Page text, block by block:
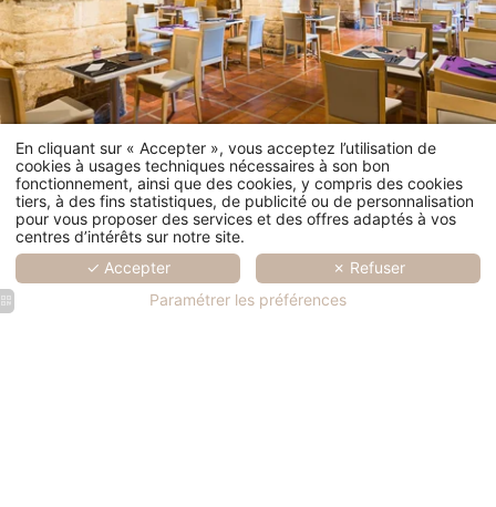
RESTAURANT
LES VOÛTES
En cliquant sur « Accepter », vous acceptez l’utilisation de
cookies à usages techniques nécessaires à son bon
fonctionnement, ainsi que des cookies, y compris des cookies
tiers, à des fins statistiques, de publicité ou de personnalisation
pour vous proposer des services et des offres adaptés à vos
centres d’intérêts sur notre site.
✓ Accepter
✗ Refuser
Paramétrer les préférences